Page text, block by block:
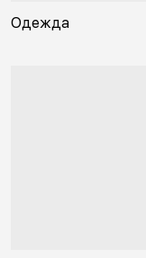
Одежда